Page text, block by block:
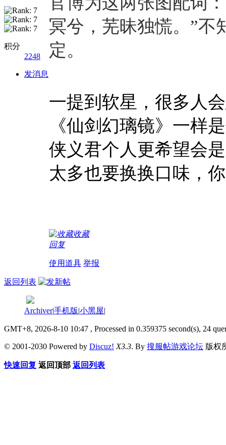
积分
2248
发消息
冥兮，芜昧独慌。”不
定。
一提到软星，很多人
《仙剑幻璃镜》一样
侠义君个人更希望会
太多也要换换口味，
收藏
回复
使用道具 举报
返回列表
Archiver|手机版|小黑屋|
GMT+8, 2026-8-10 10:47 , Processed in 0.359375 second(s), 24
© 2001-2030 Powered by Discuz! X3.3. By 搜服帖游戏论坛 版权
快速回复 返回顶部 返回列表